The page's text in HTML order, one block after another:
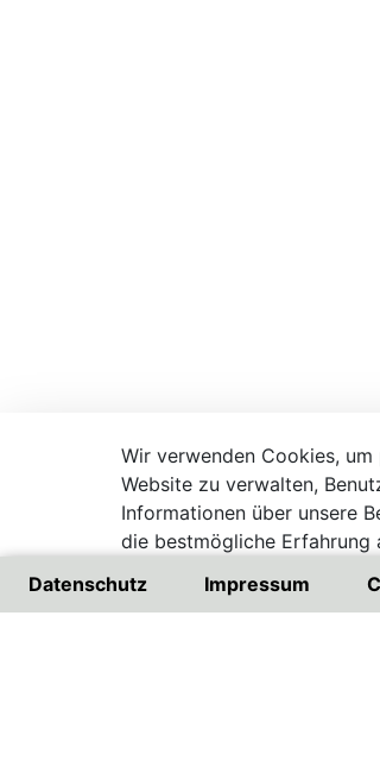
Datenschutz Impressum
Wir verwenden Cookies,
Website zu verwalten,
Informationen über unsere
die bestmögliche Erfahrung
Besuchen Sie unsere